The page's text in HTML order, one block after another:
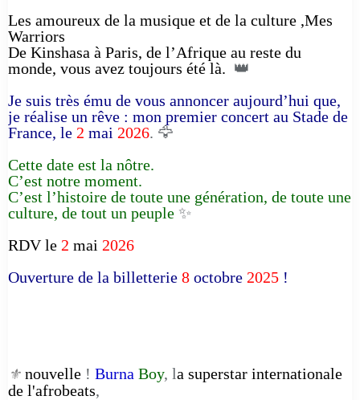
Les amoureux de la musique et de la culture ,Mes
Warriors
De Kinshasa à Paris, de l’Afrique au reste du
monde, vous avez toujours été là. 👑
Je suis très ému de vous annoncer aujourd’hui que,
je réalise un rêve : mon premier concert au Stade de
France, le 2 mai 2026. 🦅
Cette date est la nôtre.
C’est notre moment.
C’est l’histoire de toute une génération, de toute une
culture, de tout un peuple ✨
RDV le 2 mai 2026
Ouverture de la billetterie 8 octobre 2025 !
⚜️ nouvelle ! Burna Boy, la superstar internationale
de l'afrobeats,